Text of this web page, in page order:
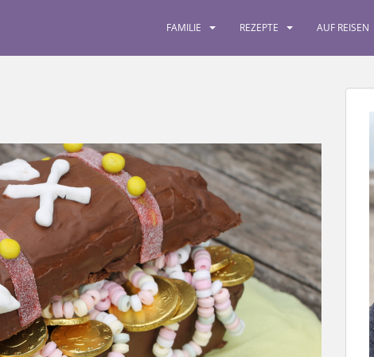
FAMILIE REZEPTE AUF REISEN